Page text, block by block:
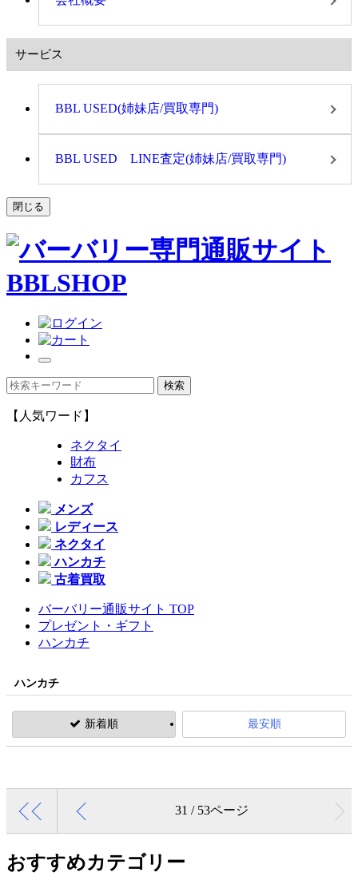
サービス
BBL USED(姉妹店/買取専門)
BBL USED LINE査定(姉妹店/買取専門)
閉じる
【人気ワード】
ネクタイ
財布
カフス
メンズ
レディース
ネクタイ
ハンカチ
古着買取
バーバリー通販サイト TOP
プレゼント・ギフト
ハンカチ
ハンカチ
新着順 最安順
31 / 53ページ
おすすめカテゴリー